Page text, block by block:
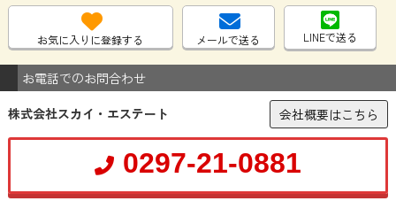
お気に入りに登録する メールで送る LINEで送る
お電話でのお問合わせ
株式会社スカイ・エステート
会社概要はこちら
0297-21-0881